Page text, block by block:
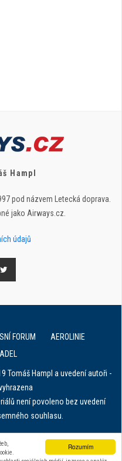
Rozumím
Hampl
pod názvem Letecká doprava.
jako Airways.cz.
údajů
FORUM
AEROLINIE
Tomáš Hampl a uvedení autoři -
není povoleno bez uvedení
souhlasu.
IVF clinics
z tachografu